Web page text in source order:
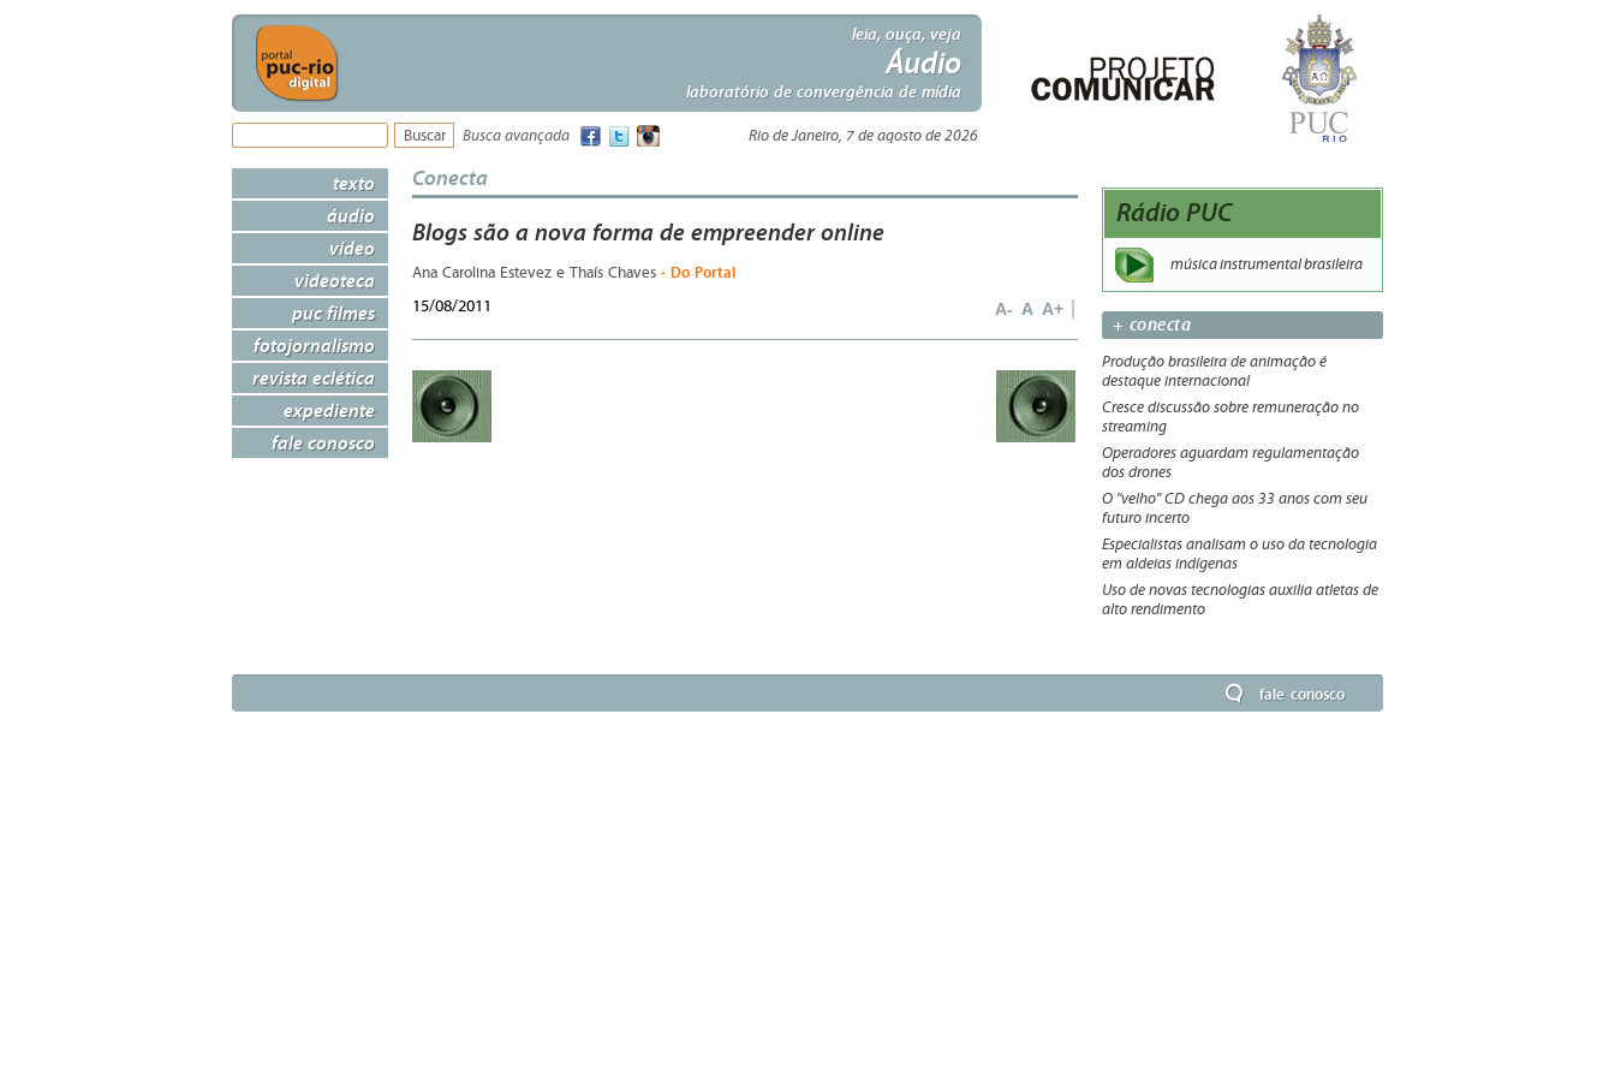
leia, ouça, veja
Áudio
laboratório de convergência de mídia
Busca avançada Rio de Janeiro, 7 de agosto de 2026
texto
áudio
vídeo
videoteca
puc filmes
fotojornalismo
revista eclética
expediente
fale conosco
Conecta
Blogs são a nova forma de empreender online
Ana Carolina Estevez e Thaís Chaves - Do Portal
15/08/2011 A- A A+
Rádio PUC
música instrumental brasileira
+ conecta
Produção brasileira de animação é
destaque internacional
Cresce discussão sobre remuneração no
streaming
Operadores aguardam regulamentação
dos drones
O "velho" CD chega aos 33 anos com seu
futuro incerto
Especialistas analisam o uso da tecnologia
em aldeias indígenas
Uso de novas tecnologias auxilia atletas de
alto rendimento
fale conosco